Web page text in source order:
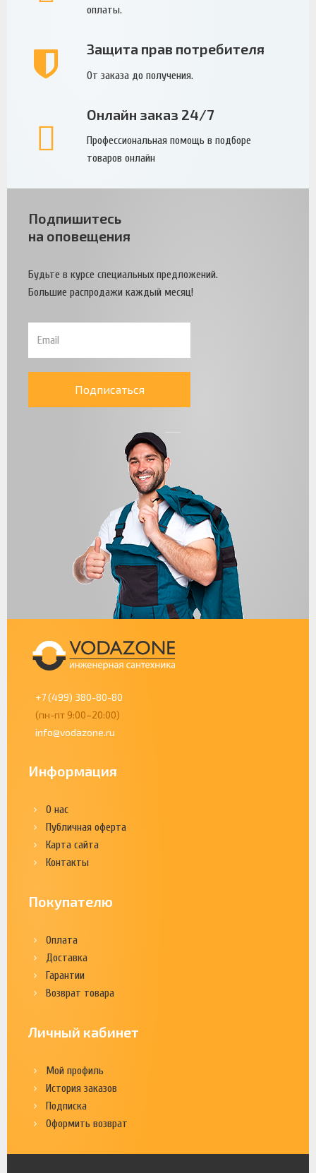
оплаты.
Защита прав потребителя
От заказа до получения.
Онлайн заказ 24/7
Профессиональная помощь в подборе
товаров онлайн
Подпишитесь
на оповещения
Будьте в курсе специальных предложений.
Большие распродажи каждый месяц!
Подписаться
+7 (499) 380-80-80
(пн-пт 9:00–20:00)
info@vodazone.ru
Информация
О нас
Публичная оферта
Карта сайта
Контакты
Покупателю
Оплата
Доставка
Гарантии
Возврат товара
Личный кабинет
Мой профиль
История заказов
Подписка
Оформить возврат